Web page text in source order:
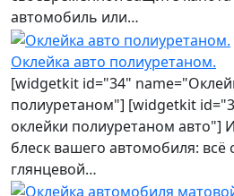
автомобиль или…
Оклейка авто полиуретаном.
[widgetkit id="34"
полиуретаном"] [widgetkit
оклейки полиуретаном авто"]
блеск вашего автомобиля: всё
глянцевой…